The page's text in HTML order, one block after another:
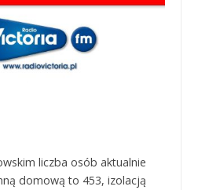
liczba osób aktualnie
domową to 453, izolacją